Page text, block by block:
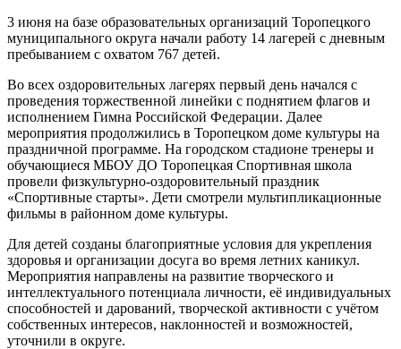
3 июня на базе образовательных организаций Торопецкого
муниципального округа начали работу 14 лагерей с дневным
пребыванием с охватом 767 детей.
Во всех оздоровительных лагерях первый день начался с
проведения торжественной линейки с поднятием флагов и
исполнением Гимна Российской Федерации. Далее
мероприятия продолжились в Торопецком доме культуры на
праздничной программе. На городском стадионе тренеры и
обучающиеся МБОУ ДО Торопецкая Спортивная школа
провели физкультурно-оздоровительный праздник
«Спортивные старты». Дети смотрели мультипликационные
фильмы в районном доме культуры.
Для детей созданы благоприятные условия для укрепления
здоровья и организации досуга во время летних каникул.
Мероприятия направлены на развитие творческого и
интеллектуального потенциала личности, её индивидуальных
способностей и дарований, творческой активности с учётом
собственных интересов, наклонностей и возможностей,
уточнили в округе.